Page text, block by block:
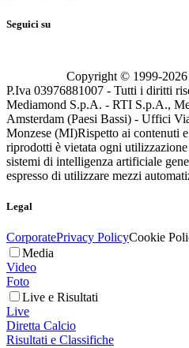
Seguici su
Copyright © 1999-2026
P.Iva 03976881007 - Tutti i diritti
Mediamond S.p.A. - RTI S.p.A.,
Amsterdam (Paesi Bassi) - Uffici
Monzese (MI)Rispetto ai contenuti
riprodotti è vietata ogni
sistemi di intelligenza artificiale
espresso di utilizzare mezzi
Legal
CorporatePrivacy PolicyCookie
Media
Video
Foto
Live e Risultati
Live
Diretta Calcio
Risultati e Classifiche